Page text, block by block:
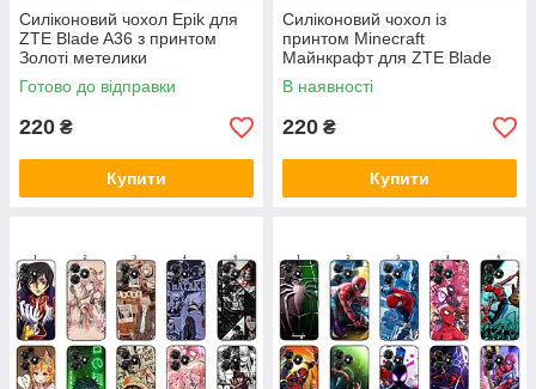
Силіконовий чохол Epik для
ZTE Blade A36 з принтом
Золоті метелики
Готово до відправки
220 ₴
Купити
Силіконовий чохол із
принтом Minecraft
Майнкрафт для ZTE Blade
A36 захист в ігровому стилі
В наявності
220 ₴
Купити